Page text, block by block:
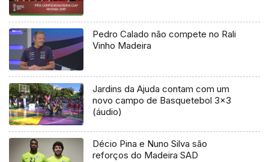
Pedro Calado não compete no Rali
Vinho Madeira
Jardins da Ajuda contam com um
novo campo de Basquetebol 3×3
(áudio)
Décio Pina e Nuno Silva são
reforços do Madeira SAD